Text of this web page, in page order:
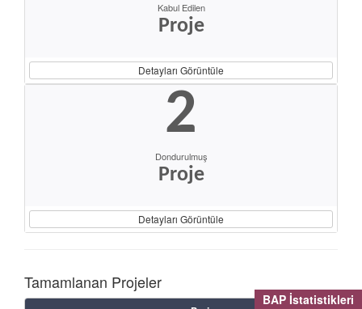
BAP İstatistikleri
Kabul Edilen
Proje
Detayları Görüntüle
2
Dondurulmuş
Proje
Detayları Görüntüle
Tamamlanan Projeler